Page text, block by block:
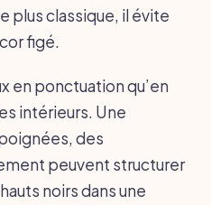
plus classique, il évite
figé.
en ponctuation qu’en
intérieurs. Une
des
peuvent structurer
noirs dans une